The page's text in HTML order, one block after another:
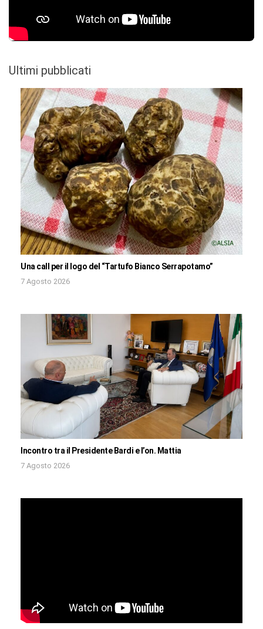
Ultimi pubblicati
Una call per il logo del “Tartufo Bianco Serrapotamo”
7 Agosto 2026
Incontro tra il Presidente Bardi e l’on. Mattia
7 Agosto 2026